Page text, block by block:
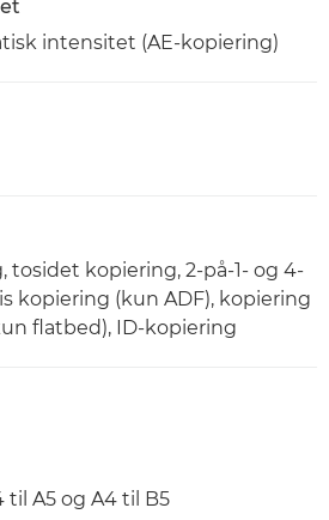
intensitet (AE-kopiering)
kopiering, 2-på-1- og 4-
kopiering (kun ADF), kopiering
flatbed), ID-kopiering
til A5 og A4 til B5